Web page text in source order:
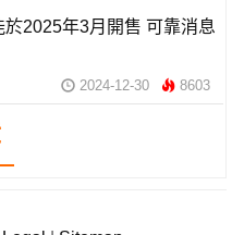
2025年3月開售 可靠消息
2024-12-30 8603